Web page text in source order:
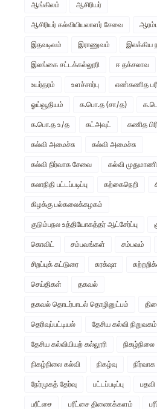
ஆங்கிலம் ஆசிரியர்
ஆசிரியர் கல்வியியலாளர் சேவை
இதவடிவம் இராணுவம் இலக்கிய
இலங்கை சட்டக்கல்லூரி ஈ தக்சலாவ
உயர்தரம் உளச்சார்பு எண்கணித
ஓய்வூதியம் க.பொ.த (சா/த)
க.பொ.த உ/த கட்அவுட் கணித
கல்வி அமைச்சு கல்வி அமைச்சு
கல்வி நிர்வாக சேவை கல்வி முதுமாணி
கலாநிதி பட்டப்படிப்பு கற்கைநெறி
கிழக்கு பல்கலைக்கழகம்
குடும்பநல உத்தியோகத்தர் ஆட்சேர்ப்பு
கொவிட் சம்பவங்கள் சம்பவம்
சிறப்புக் கட்டுரை சுரக்‌ஷா
செய்திகள் தகவல்
தகவல் தொடர்பாடல் தொழினுட்பம்
தெரிவுப்பட்டியல் தேசிய கல்வி நிறுவகம்
தேசிய கல்வியியற் கல்லூரி நிகழ்நிலை
நிகழ்நிலை கல்வி நிகழ்வு
நேர்முகத் தேர்வு பட்டப்படிப்பு
பரீட்சை பரீட்சை திணைக்களம்